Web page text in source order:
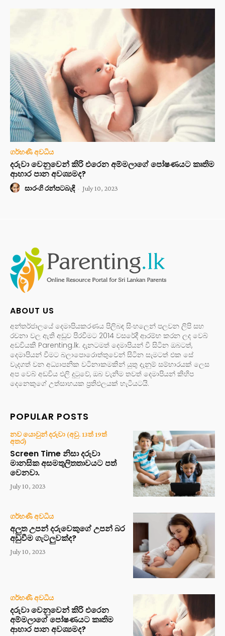
ගර්භණී අවධිය
දරුවා වෙනුවෙන් කිරි එරෙන අම්මලාගේ පෝෂණයට කෘතිම
ආහාර පාන අවශ්‍යමද?
සාරංගි රන්පටබැඳි - July 10, 2023
ABOUT US
අන්තර්ජාලයේ දෙමාපියකරණය පිලිබඳ සිංහලෙන් පලවන ලිපි සහ
රචනා වල ඇති අඩුව පිරවීමට 2014 වසරේදී ආරම්භ කරන ලද වෙබ්
අඩවියකි Parenting.lk. දැනටමත් දෙමාපියන් වී සිටින ඔබටත්,
දෙමාපියන් වීමට බලාපොරොත්තුවෙන් සිටින සැමටත් එක සේ
වැදගත් වන අධ්‍යාපනික වටිනාකමකින් යුතු දැනුම් සම්භාරයක් ලෙස
අප වෙබ් අඩවිය එලි දුටුවේ, ඔබ වැනිම තවත් දෙමාපියන් කිහිප
දෙනෙකුගේ උත්සාහයක ප්‍රතිඵලයක් හැටියටයි.
POPULAR POSTS
නව යොවුන් දරුවා (අවු. 13ත් 19ත්
අතර)
Screen Time නිසා දරුවා
මානසික අසමතුලිතතාවයට පත්
වෙනවා.
July 10, 2023
ගර්භණී අවධිය
අලුත උපන් දරුවෙකුගේ උපන් බර
අඩුවීම ගැටලුවක්ද?
July 10, 2023
ගර්භණී අවධිය
දරුවා වෙනුවෙන් කිරි එරෙන
අම්මලාගේ පෝෂණයට කෘතිම
ආහාර පාන අවශ්‍යමද?